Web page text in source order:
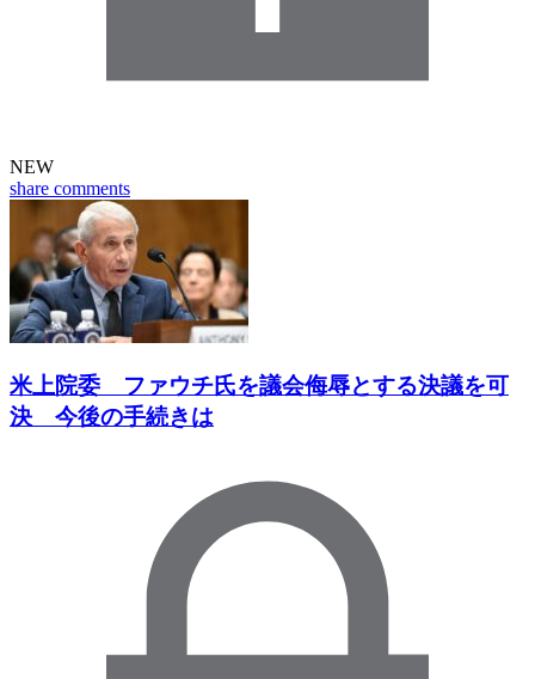
NEW
share comments
米上院委 ファウチ氏を議会侮辱とする決議を可
決 今後の手続きは